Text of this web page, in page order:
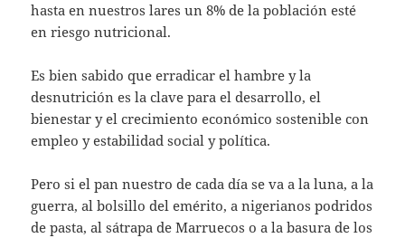
hasta en nuestros lares un 8% de la población esté
en riesgo nutricional.
Es bien sabido que erradicar el hambre y la
desnutrición es la clave para el desarrollo, el
bienestar y el crecimiento económico sostenible con
empleo y estabilidad social y política.
Pero si el pan nuestro de cada día se va a la luna, a la
guerra, al bolsillo del emérito, a nigerianos podridos
de pasta, al sátrapa de Marruecos o a la basura de los